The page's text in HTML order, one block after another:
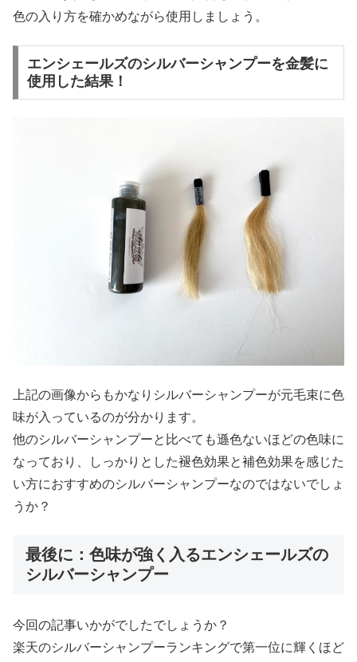
色の入り方を確かめながら使用しましょう。
エンシェールズのシルバーシャンプーを金髪に
使用した結果！
上記の画像からもかなりシルバーシャンプーが元毛束に色
味が入っているのが分かります。
他のシルバーシャンプーと比べても遜色ないほどの色味に
なっており、しっかりとした褪色効果と補色効果を感じた
い方におすすめのシルバーシャンプーなのではないでしょ
うか？
最後に：色味が強く入るエンシェールズの
シルバーシャンプー
今回の記事いかがでしたでしょうか？
楽天のシルバーシャンプーランキングで第一位に輝くほど